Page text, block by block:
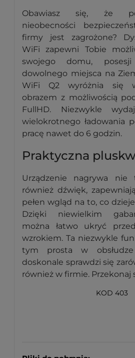
Obawiasz się, że
nieobecności
firmy jest zagrożone?
WiFi zapewni Tobie
swojego domu,
dowolnego miejsca na
WiFi Q2 wyróżnia się
obrazem z możliwością
FullHD. Niezwykle
wielokrotnego ładowania
pracę nawet do 6 godzin.
Praktyczna
Urządzenie nagrywa nie
również dźwięk,
pełen wgląd na to, co
Dzięki niewielkim
można łatwo ukryć
wzrokiem. Ta niezwykle
tym prosta w
doskonale sprawdzi się
również w firmie. Przekonaj
KOD 403